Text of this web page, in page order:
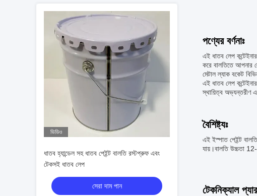
ভিডিও
ধাতব হ্যান্ডেল সহ ধাতব পেইন্ট বালতি রস্টপ্রুফ এবং
টেকসই ধাতব লেপ
সেরা দাম পান
পণ্যের বর্ণনাঃ
এই ধাতব লেপ
করে বালতিতে আপনার
মেটাল ল্যাক বকেট
এই ধাতব লেপ
স্থায়িত্ব অভ্যন্তরীণ
বৈশিষ্ট্যঃ
এই ইস্পাত পেইন্ট
যায়।বালতি উচ্চতা
টেকনিক্যাল